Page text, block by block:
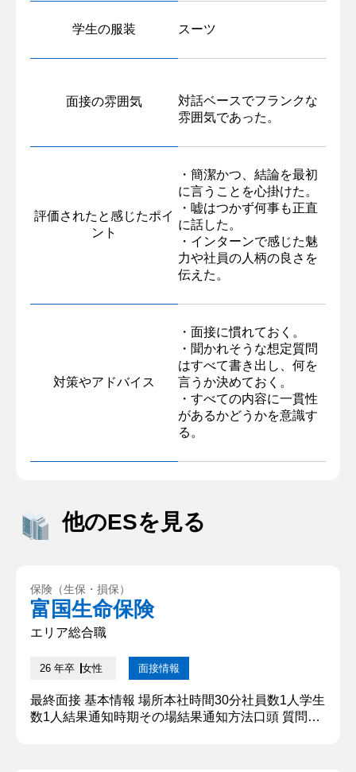
学生の服装 スーツ
面接の雰囲気
対話ベースでフランクな
雰囲気であった。
評価されたと感じたポイ
ント
・簡潔かつ、結論を最初
に言うことを心掛けた。
・嘘はつかず何事も正直
に話した。
・インターンで感じた魅
力や社員の人柄の良さを
伝えた。
対策やアドバイス
・面接に慣れておく。
・聞かれそうな想定質問
はすべて書き出し、何を
言うか決めておく。
・すべての内容に一貫性
があるかどうかを意識す
る。
他のESを見る
保険（生保・損保）
富国生命保険
エリア総合職
26 年卒 女性 面接情報
最終面接 基本情報 場所本社時間30分社員数1人学生
数1人結果通知時期その場結果通知方法口頭 質問内